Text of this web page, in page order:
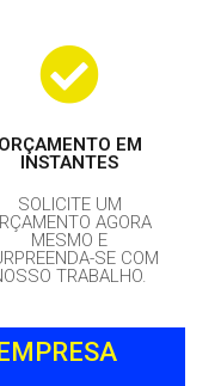
ORÇAMENTO EM
INSTANTES
SOLICITE UM
AGORA
MESMO E
SE COM
TRABALHO.